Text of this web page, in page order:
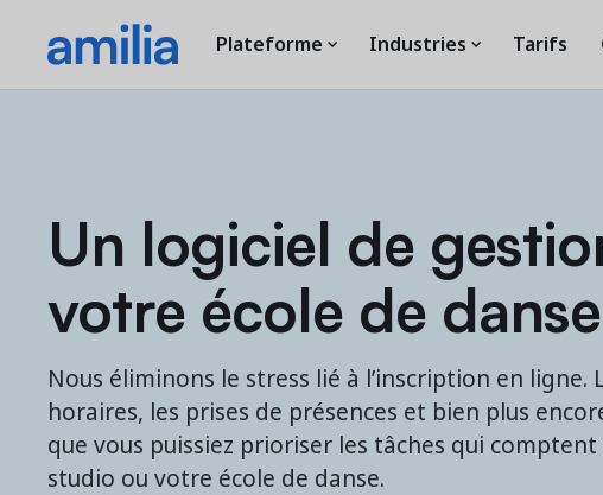
Plateforme Industries Tarifs
Un logiciel de
votre école de danse
Nous éliminons le stress lié à l’inscription en ligne.
horaires, les prises de présences et bien plus
que vous puissiez prioriser les tâches qui
studio ou votre école de danse.